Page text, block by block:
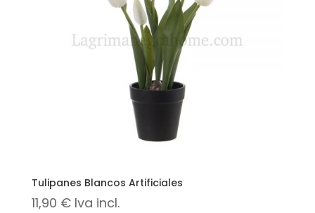
Tulipanes Blancos Artificiales
11,90 € Iva incl.